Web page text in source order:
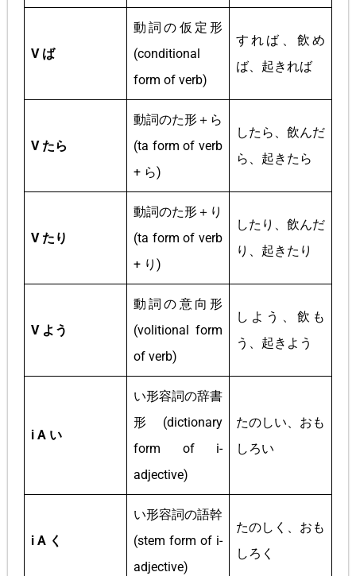
V ば
動詞の仮定形
(conditional
form of verb)
すれば、飲め
ば、起きれば
V たら
動詞のた形＋ら
(ta form of verb
+ ら)
したら、飲んだ
ら、起きたら
V たり
動詞のた形＋り
(ta form of verb
+ り)
したり、飲んだ
り、起きたり
V よう
動詞の意向形
(volitional form
of verb)
しよう、飲も
う、起きよう
i A い
い形容詞の辞書
形 (dictionary
form of i-
adjective)
たのしい、おも
しろい
i A く
い形容詞の語幹
(stem form of i-
adjective)
たのしく、おも
しろく